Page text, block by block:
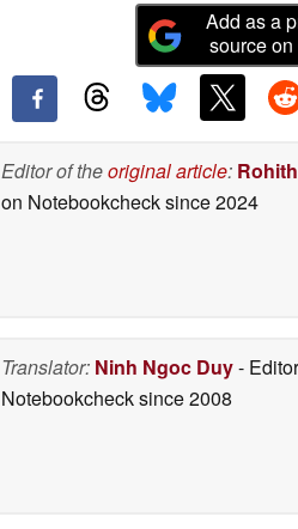
Add as a
source
Editor of theoriginal article:
on Notebookchecksince 2024
Translator: Ninh Ngoc Duy-
Notebookchecksince 2008